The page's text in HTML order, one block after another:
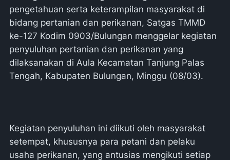
pengetahuan serta keterampilan masyarakat di
bidang pertanian dan perikanan, Satgas TMMD
ke-127 Kodim 0903/Bulungan menggelar kegiatan
penyuluhan pertanian dan perikanan yang
dilaksanakan di Aula Kecamatan Tanjung Palas
Tengah, Kabupaten Bulungan, Minggu (08/03).
Kegiatan penyuluhan ini diikuti oleh masyarakat
setempat, khususnya para petani dan pelaku
usaha perikanan, yang antusias mengikuti setiap